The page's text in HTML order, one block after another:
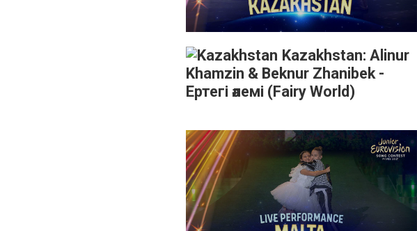
Kazakhstan: Alinur
Khamzin & Beknur Zhanibek -
Ертегі әлемі (Fairy World)